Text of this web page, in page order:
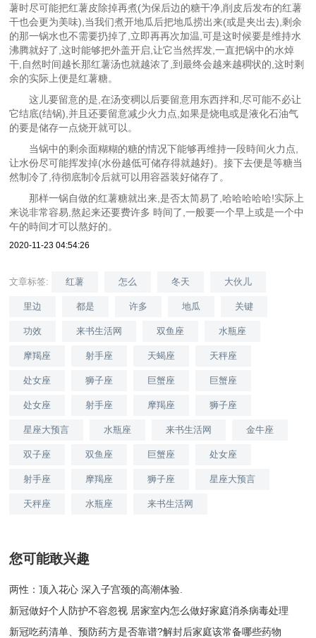
薯时尽可能把红薯皮除掉再煮(为保后边的糖干净,削皮后发布的红薯
干也会更为美味),当我们煮开地瓜后把地瓜捞出来(或是夹出去),剩余
的那一锅水也不需要扔掉了,立即再再次加温,可是这时候要是维持水
沸腾就好了,这时能够把外盖开启,让它当然挥发,一直把锅中的水焯
干,自然时间越长那红薯汤也就越浓了,到最终会越来越稠状的,这时剩
余的实际上便是红薯糖。
这儿要留意的是,在汤变稠以后要留意用东西拌和,尽可能不必让
它结底(结锅),并且还要留意减少火力点,如果是烧电或是液化石油气
的要是储存一点烧开就可以。
当锅中的剩余面糊糊的糖的情况下能够再维持一段時间火力点,
让水份尽可能挥发掉(水份越低可储存得就越好)。接下去便是等糖当
然制冷了,待彻底制冷后就可以用容器装好储存了。
那样一锅自做的红薯糖就出来,是否太简易了,哈哈哈哈哈!实际上
来说非常容易,熬起来还要费许多 時间了,一般要一个早上或是一个中
午的時间才可以熬好的。
2020-11-23 04:54:26
文章标签: 红薯 怎么 冬天 大伙儿
里边 都是 许多 地瓜 关键
功效 来书生活网 双鱼座 水瓶座
摩羯座 射手座 天蝎座 天秤座
处女座 狮子座 巨蟹座 巨蟹座
处女座 射手座 摩羯座 狮子座
星座大预言 水瓶座 来书生活网 金牛座
双子座 双鱼座 巨蟹座 处女座
射手座 摩羯座 狮子座 星座大预言
天秤座 水瓶座 来书生活网
您可能敢兴趣
两性：顶入花心 深入子宫颈的高潮体验.
新冠做好个人防护不容忽视 居家室内怎么做好家庭消杀病毒处理
新冠吃药清单、预防药方是否靠谱?解封后家庭该常备哪些药物